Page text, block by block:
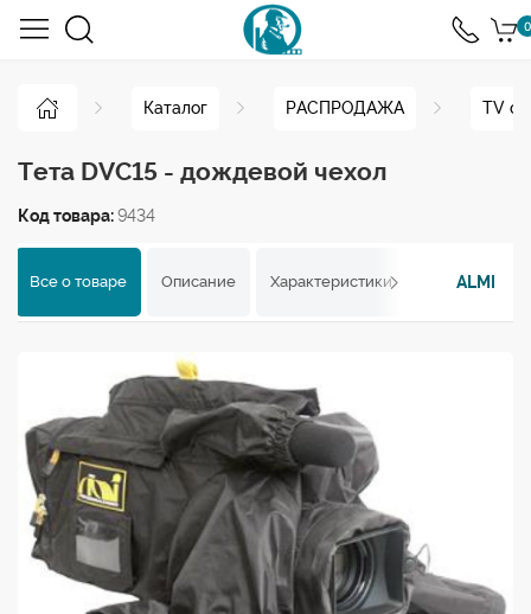
0
Каталог РАСПРОДАЖА TV
Тета DVC15 - дождевой чехол
Код товара:9434
Все о товаре Описание Характеристики Отзывы
ALMI